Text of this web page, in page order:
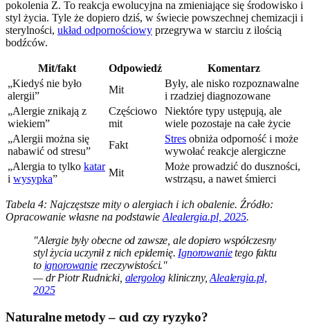
pokolenia Z. To reakcja ewolucyjna na zmieniające się środowisko i
styl życia. Tyle że dopiero dziś, w świecie powszechnej chemizacji i
sterylności, układ odpornościowy przegrywa w starciu z ilością
bodźców.
Mit/fakt Odpowiedź
Komentarz
„Kiedyś nie było
alergii”
Mit
Były, ale nisko rozpoznawalne
i rzadziej diagnozowane
„Alergie znikają z
wiekiem”
Częściowo
mit
Niektóre typy ustępują, ale
wiele pozostaje na całe życie
„Alergii można się
nabawić od stresu”
Fakt
Stres obniża odporność i może
wywołać reakcje alergiczne
„Alergia to tylko katar
i wysypka”
Mit
Może prowadzić do duszności,
wstrząsu, a nawet śmierci
Tabela 4: Najczęstsze mity o alergiach i ich obalenie. Źródło:
Opracowanie własne na podstawie Alealergia.pl, 2025.
"Alergie były obecne od zawsze, ale dopiero współczesny
styl życia uczynił z nich epidemię. Ignorowanietego faktu
to ignorowanierzeczywistości."
— dr Piotr Rudnicki, alergolog kliniczny,Alealergia.pl,
2025
Naturalne metody – cud czy ryzyko?